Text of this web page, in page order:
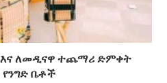
እና ለመዲናዋ ተጨማሪ ድምቀት
የንግድ ቤቶች